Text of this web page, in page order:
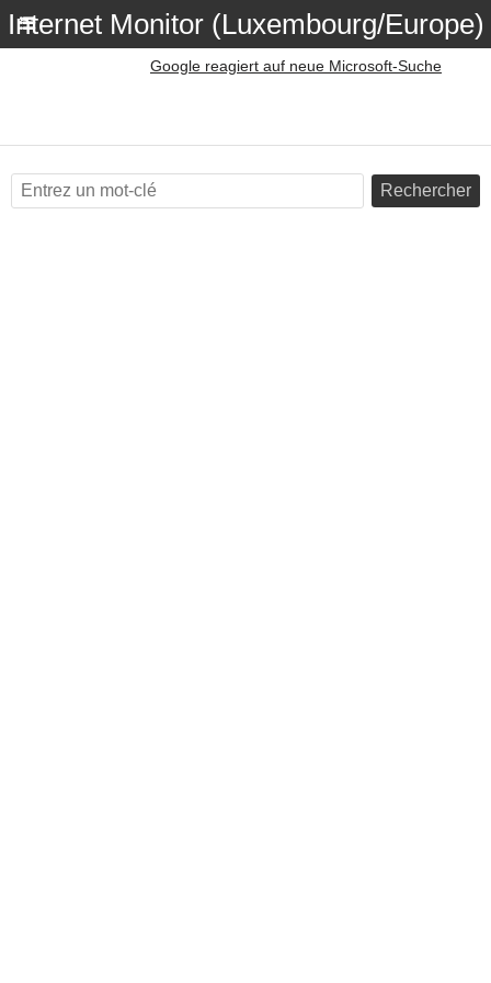
Internet Monitor (Luxembourg/Europe)
Google reagiert auf neue Microsoft-Suche
Rechercher